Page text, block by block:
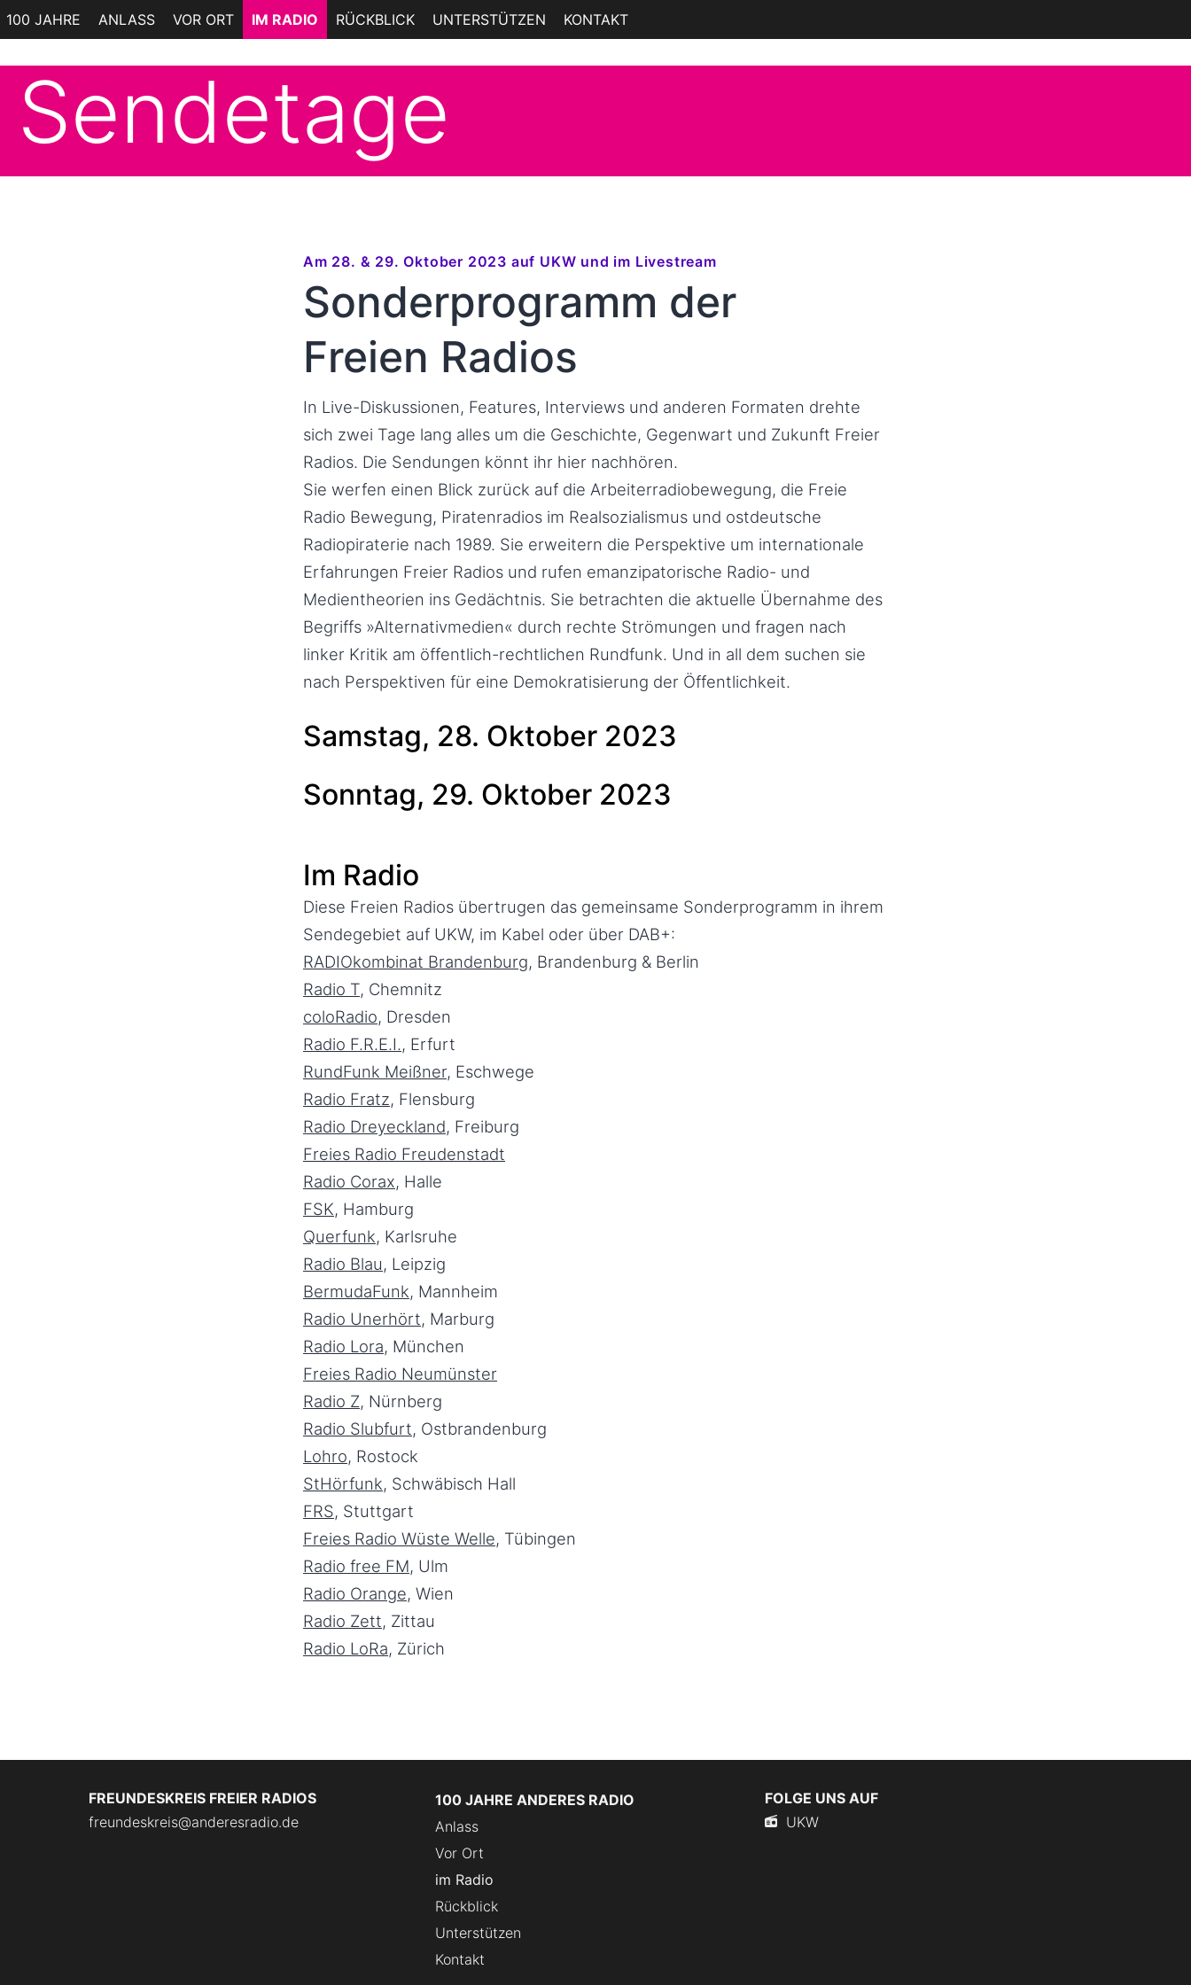
Zum
Inhalt
springen
100 JAHRE ANLASS VOR ORT IM RADIO RÜCKBLICK UNTERSTÜTZEN KONTAKT
Sendetage
Am 28. & 29. Oktober 2023 auf UKW und im Livestream
Sonderprogramm der
Freien Radios
In Live-­Diskus­sionen, Features, Interviews und ande­ren Formaten drehte
sich zwei Tage lang alles um die Geschichte, Gegen­wart und Zukunft Freier
Radios. Die Sendungen könnt ihr hier nachhören.
Sie werfen einen Blick zurück auf die Arbeiterradio­bewegung, die Freie
Radio ­Bewegung, Piratenradios im Realsozialismus und ostdeutsche
Radiopiraterie nach 1989. Sie erweitern die Perspektive um internationale
Erfahrungen Freier Radios und rufen emanzipatorische Radio­- und
Medientheorien ins Gedächtnis. Sie betrachten die aktuelle Übernahme des
Begriffs »Alternativmedien« durch rechte Strömungen und fragen nach
linker Kritik am öffentlich­-rechtlichen Rundfunk. Und in all dem suchen sie
nach Perspektiven für eine Demokrati­sierung der Öffentlichkeit.
Samstag, 28. Oktober 2023
Sonntag, 29. Oktober 2023
Im Radio
Diese Freien Radios übertrugen das gemeinsame Sonderprogramm in ihrem
Sendegebiet auf UKW, im Kabel oder über DAB+:
RADIOkombinat Brandenburg, Brandenburg & Berlin
Radio T, Chemnitz
coloRadio, Dresden
Radio F.R.E.I., Erfurt
RundFunk Meißner, Eschwege
Radio Fratz, Flensburg
Radio Dreyeckland, Freiburg
Freies Radio Freudenstadt
Radio Corax, Halle
FSK, Hamburg
Querfunk, Karlsruhe
Radio Blau, Leipzig
BermudaFunk, Mannheim
Radio Unerhört, Marburg
Radio Lora, München
Freies Radio Neumünster
Radio Z, Nürnberg
Radio Slubfurt, Ostbrandenburg
Lohro, Rostock
StHörfunk, Schwäbisch Hall
FRS, Stuttgart
Freies Radio Wüste Welle, Tübingen
Radio free FM, Ulm
Radio Orange, Wien
Radio Zett, Zittau
Radio LoRa, Zürich
FREUNDESKREIS FREIER RADIOS
freundeskreis@anderesradio.de
100 JAHRE ANDERES RADIO
Anlass
Vor Ort
im Radio
Rückblick
Unterstützen
Kontakt
FOLGE UNS AUF
UKW